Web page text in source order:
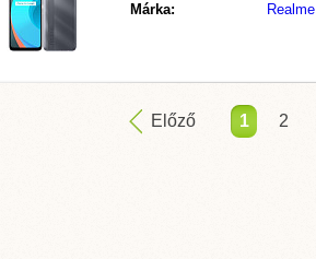
Márka: Realme
Előző 1 2